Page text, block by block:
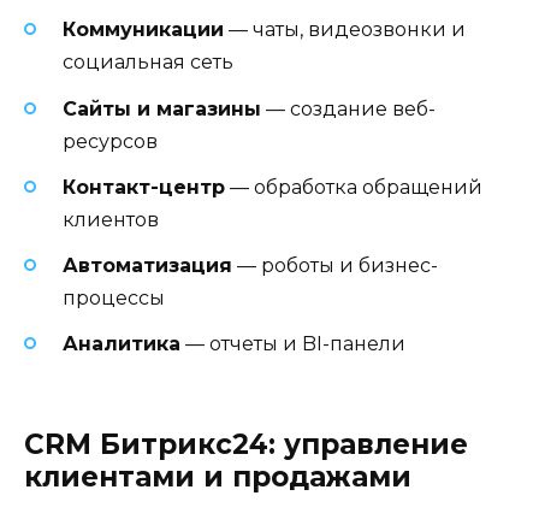
Коммуникации — чаты, видеозвонки и
социальная сеть
Сайты и магазины — создание веб-
ресурсов
Контакт-центр — обработка обращений
клиентов
Автоматизация — роботы и бизнес-
процессы
Аналитика — отчеты и BI-панели
CRM Битрикс24: управление
клиентами и продажами